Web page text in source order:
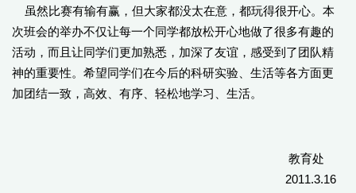
虽然比赛有输有赢，但大家都没太在意，都玩得很开心。本
次班会的举办不仅让每一个同学都放松开心地做了很多有趣的
活动，而且让同学们更加熟悉，加深了友谊，感受到了团队精
神的重要性。希望同学们在今后的科研实验、生活等各方面更
加团结一致，高效、有序、轻松地学习、生活。
教育处
2011.3.16